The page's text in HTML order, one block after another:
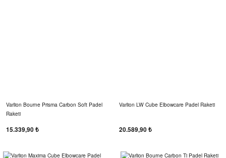
Varlion Bourne Prisma Carbon Soft Padel
Raketi
15.339,90 ₺
Varlion LW Cube Elbowcare Padel Raketi
20.589,90 ₺